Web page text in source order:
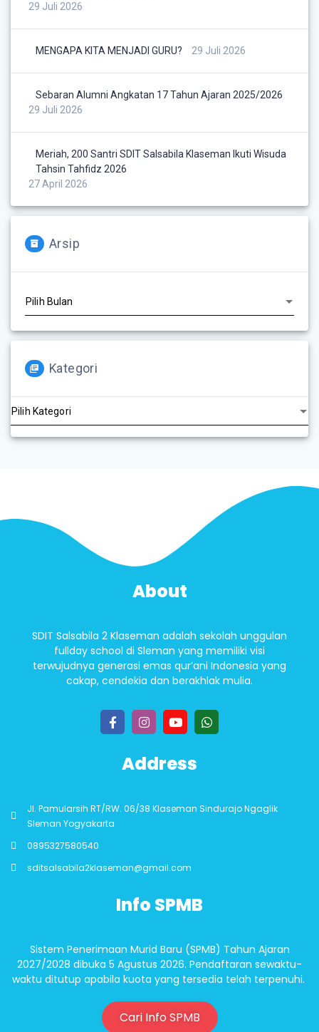
29 Juli 2026
MENGAPA KITA MENJADI GURU? 29 Juli 2026
Sebaran Alumni Angkatan 17 Tahun Ajaran 2025/2026
29 Juli 2026
Meriah, 200 Santri SDIT Salsabila Klaseman Ikuti Wisuda
Tahsin Tahfidz 2026
27 April 2026
Arsip
Kategori
About
SDIT Salsabila 2 Klaseman adalah sekolah unggulan
fullday school di Sleman yang memiliki visi
terwujudnya generasi emas qur’ani Indonesia yang
cakap, cendekia dan berakhlak mulia.
Address
Jl. Pamularsih RT/RW. 06/38 Klaseman Sindurajo Ngaglik
Sleman Yogyakarta
0895327580540
sditsalsabila2klaseman@gmail.com
Info SPMB
Sistem Penerimaan Murid Baru (SPMB) Tahun Ajaran
2027/2028 dibuka 5 Agustus 2026. Pendaftaran sewaktu-
waktu ditutup apabila kuota yang tersedia telah terpenuhi.
Cari Info SPMB